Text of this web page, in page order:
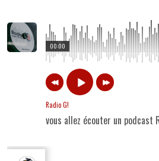
00:00
Radio G!
vous allez écouter un podcast